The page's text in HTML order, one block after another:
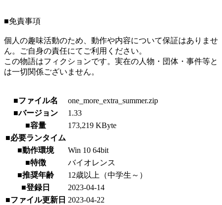
■免責事項
個人の趣味活動のため、動作や内容について保証はありませ
ん。ご自身の責任にてご利用ください。
この物語はフィクションです。実在の人物・団体・事件等と
は一切関係ございません。
■ファイル名
one_more_extra_summer.zip
■バージョン
1.33
■容量
173,219 KByte
■必要ランタイム
■動作環境
Win 10 64bit
■特徴
バイオレンス
■推奨年齢
12歳以上（中学生～）
■登録日
2023-04-14
■ファイル更新日 2023-04-22